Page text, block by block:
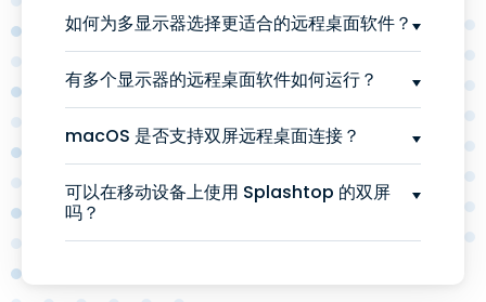
如何为多显示器选择更适合的远程桌面软件？
有多个显示器的远程桌面软件如何运行？
macOS 是否支持双屏远程桌面连接？
可以在移动设备上使用 Splashtop 的双屏
吗？